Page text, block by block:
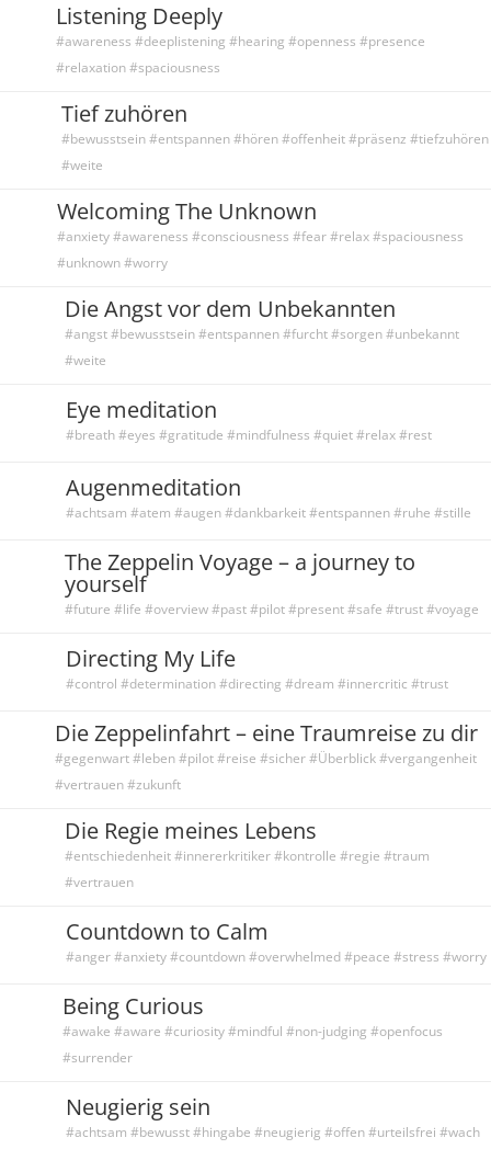
Listening Deeply
#awareness #deeplistening #hearing #openness #presence
#relaxation #spaciousness
Tief zuhören
#bewusstsein #entspannen #hören #offenheit #präsenz #tiefzuhören
#weite
Welcoming The Unknown
#anxiety #awareness #consciousness #fear #relax #spaciousness
#unknown #worry
Die Angst vor dem Unbekannten
#angst #bewusstsein #entspannen #furcht #sorgen #unbekannt
#weite
Eye meditation
#breath #eyes #gratitude #mindfulness #quiet #relax #rest
Augenmeditation
#achtsam #atem #augen #dankbarkeit #entspannen #ruhe #stille
The Zeppelin Voyage – a journey to
yourself
#future #life #overview #past #pilot #present #safe #trust #voyage
Directing My Life
#control #determination #directing #dream #innercritic #trust
Die Zeppelinfahrt – eine Traumreise zu dir
#gegenwart #leben #pilot #reise #sicher #Überblick #vergangenheit
#vertrauen #zukunft
Die Regie meines Lebens
#entschiedenheit #innererkritiker #kontrolle #regie #traum
#vertrauen
Countdown to Calm
#anger #anxiety #countdown #overwhelmed #peace #stress #worry
Being Curious
#awake #aware #curiosity #mindful #non-judging #openfocus
#surrender
Neugierig sein
#achtsam #bewusst #hingabe #neugierig #offen #urteilsfrei #wach